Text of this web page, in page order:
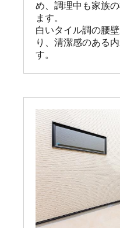
め、調理中も家族
ます。
白いタイル調の腰
り、清潔感のある
す。